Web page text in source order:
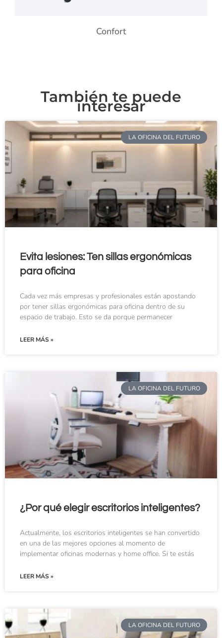
Confort
También te puede
interesar
LA OFICINA DEL FUTURO
Evita lesiones: Ten sillas ergonómicas
para oficina
Cada vez más empresas y profesionales están apostando
por tener sillas ergonómicas para oficina dentro de su
espacio de trabajo. Esto se da porque permanecer
LEER MÁS »
LA OFICINA DEL FUTURO
¿Por qué elegir escritorios inteligentes?
Actualmente, los escritorios inteligentes se han convertido
en una de las mejores opciones al momento de
implementar oficinas modernas y home office. Si te estás
LEER MÁS »
LA OFICINA DEL FUTURO